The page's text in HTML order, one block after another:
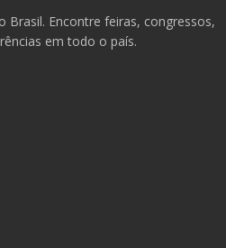
Brasil. Encontre feiras, congressos,
em todo o país.